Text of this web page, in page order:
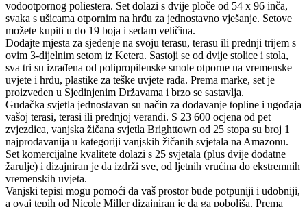
vodootpornog poliestera. Set dolazi s dvije ploče od 54 x 96 inča,
svaka s ušicama otpornim na hrđu za jednostavno vješanje. Setove
možete kupiti u do 19 boja i sedam veličina.
Dodajte mjesta za sjedenje na svoju terasu, terasu ili prednji trijem s
ovim 3-dijelnim setom iz Ketera. Sastoji se od dvije stolice i stola,
sva tri su izrađena od polipropilenske smole otporne na vremenske
uvjete i hrđu, plastike za teške uvjete rada. Prema marke, set je
proizveden u Sjedinjenim Državama i brzo se sastavlja.
Gudačka svjetla jednostavan su način za dodavanje topline i ugođaja
vašoj terasi, terasi ili prednjoj verandi. S 23 600 ocjena od pet
zvjezdica, vanjska žičana svjetla Brighttown od 25 stopa su broj 1
najprodavanija u kategoriji vanjskih žičanih svjetala na Amazonu.
Set komercijalne kvalitete dolazi s 25 svjetala (plus dvije dodatne
žarulje) i dizajniran je da izdrži sve, od ljetnih vrućina do ekstremnih
vremenskih uvjeta.
Vanjski tepisi mogu pomoći da vaš prostor bude potpuniji i udobniji,
a ovaj tepih od Nicole Miller dizajniran je da ga poboljša. Prema